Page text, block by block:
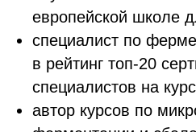
европейской школе
специалист по
в рейтинг топ-20
специалистов на
автор курсов по